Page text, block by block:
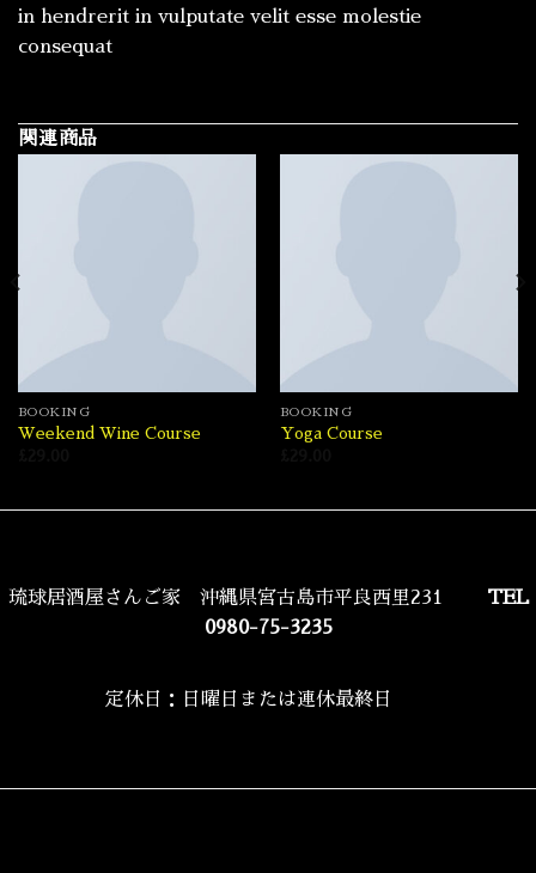
in hendrerit in vulputate velit esse molestie
consequat
関連商品
BOOKING
Weekend Wine Course
BOOKING
Yoga Course
琉球居酒屋さんご家 沖縄県宮古島市平良西里231
TEL
0980-75-3235
定休日：日曜日または連休最終日